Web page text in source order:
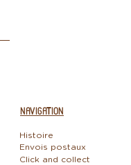
NAVIGATION
Histoire
Envois postaux
Click and collect